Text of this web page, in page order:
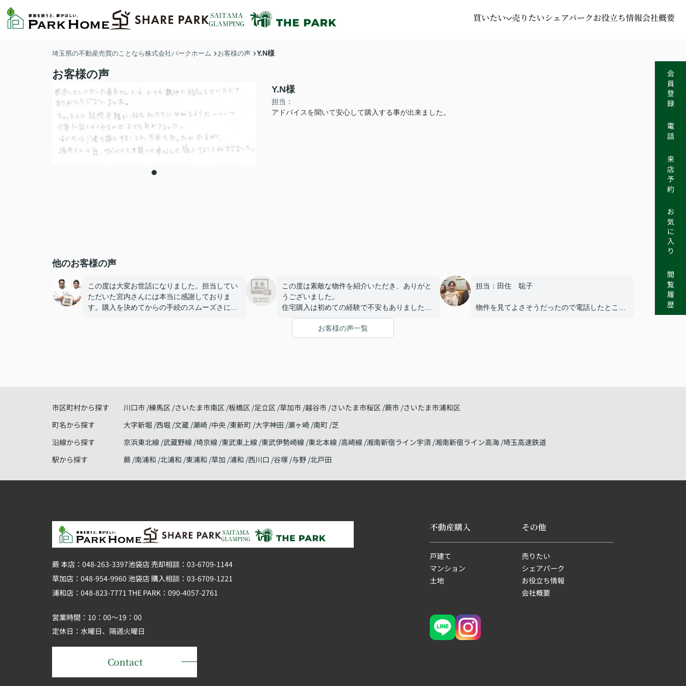
買いたい 売りたいシェアパークお役立ち情報会社概要
埼玉県の不動産売買のことなら株式会社パークホーム お客様の声 Y.N様
お客様の声
Y.N様
担当：
アドバイスを聞いて安心して購入する事が出来ました。
他のお客様の声
この度は大変お世話になりました。担当してい
ただいた宮内さんには本当に感謝しておりま
す。購入を決めてからの手続のスムーズさには
ありがとうございました。
この度は素敵な物件を紹介いただき、ありがと
うございました。
住宅購入は初めての経験で不安もありました
が、担当の丹羽さんが、丁寧に対応して下さ
り、安心して手続きを進めることができまし
た。建物についても満足しており、家族で新し
担当：田住 聡子
物件を見てよさそうだったので電話したとこ
お客様の声一覧
市区町村から探す 川口市 練馬区 さいたま市南区 板橋区 足立区 草加市 越谷市 さいたま市桜区 蕨市 さいたま市浦和区
町名から探す
大字新堀 西堀 文蔵 瀬崎 中央 東新町 大字神田 瀬ヶ崎 南町 芝
沿線から探す
京浜東北線 武蔵野線 埼京線 東武東上線 東武伊勢崎線 東北本線 高崎線 湘南新宿ライン宇須 湘南新宿ライン高海 埼玉高速鉄道
駅から探す
蕨 南浦和 北浦和 東浦和 草加 浦和 西川口 谷塚 与野 北戸田
会員登録
電話
来店予約
お気に入り
閲覧履歴
蕨 本店：048-263-3397
草加店：048-954-9960
浦和店：048-823-7771
池袋店 売却相談：03-6709-1144
池袋店 購入相談：03-6709-1221
THE PARK：090-4057-2761
営業時間：10：00～19：00
定休日：水曜日、隔週火曜日
Contact
不動産購入
戸建て
マンション
土地
その他
売りたい
シェアパーク
お役立ち情報
会社概要